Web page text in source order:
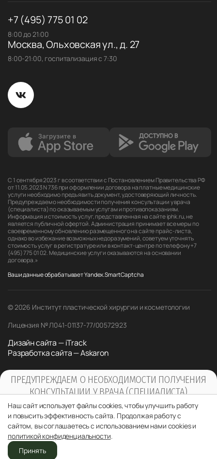
Отделения
+7 (495) 775 01 02
8:00 до 21:00
Москва, Ольховская ул., д. 27
8:00-21:00, госпитализация с 7:30
С 1 сентября 2023 г в соответствии с Постановлением Правительства РФ
от 11.05.2023 N 736 при оформлении договора на платные медицинские
услуги необходимо предъявить документ, удостоверяющий личность.
Предупреждаем о необходимости получения консультации у врача
(специалиста) по оказываемым услугам и противопоказаниям.
Информация и стоимость услуг, представленная на сайте iphk.ru, не
является публичной офертой. Администрация принимает все меры по
своевременному обновлению размещенного на сайте прайс-листа,
однако во избежание возможных недоразумений, советуем уточнять
стоимость услуг в регистратуре или в контакт-центре по телефону +7
(495) 775 01 02. Медицинские услуги оказываются на основании
договора.»
Ваши данные обрабатывает Yandex.SmartCaptcha
© 2026 Институт пластической хирургии и косметологии
Лицензия № Л041-01137-77/00572923
Дизайн сайта — iTrack
Разработка сайта — Askaron
ПРЕДУПРЕЖДАЕМ О НЕОБХОДИМОСТИ ПОЛУЧЕНИЯ
КОНСУЛЬТАЦИИ У ВРАЧА (СПЕЦИАЛИСТА)
ПО ОКАЗЫВАЕМЫМ УСЛУГАМ И
ПРОТИВОПОКАЗАНИЯМ
Наш сайт использует файлы cookies, чтобы улучшить работу
и повысить эффективность сайта. Продолжая работу с
сайтом, вы соглашаетесь с использованием нами cookies и
политикой конфиденциальности.
Принять